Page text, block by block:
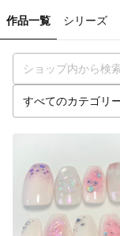
作品一覧 シリーズ